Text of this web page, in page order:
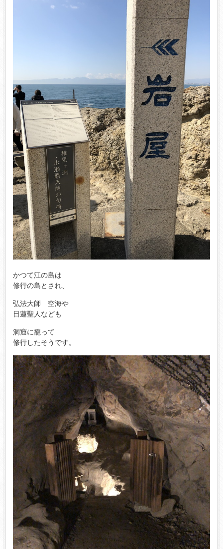
かつて江の島は
修行の島とされ、
弘法大師 空海や
日蓮聖人なども
洞窟に籠って
修行したそうです。